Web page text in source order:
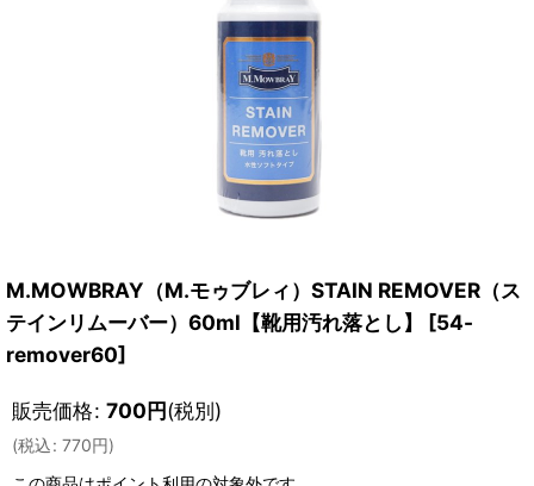
M.MOWBRAY（M.モゥブレィ）STAIN REMOVER（ス
テインリムーバー）60ml【靴用汚れ落とし】
[54-
remover60]
販売価格: 700円(税別)
(税込: 770円)